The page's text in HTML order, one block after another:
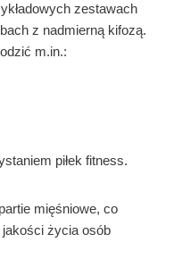
zestawach
z nadmierną kifozą.
m.in.:
piłek fitness.
mięśniowe, co
jakości życia osób